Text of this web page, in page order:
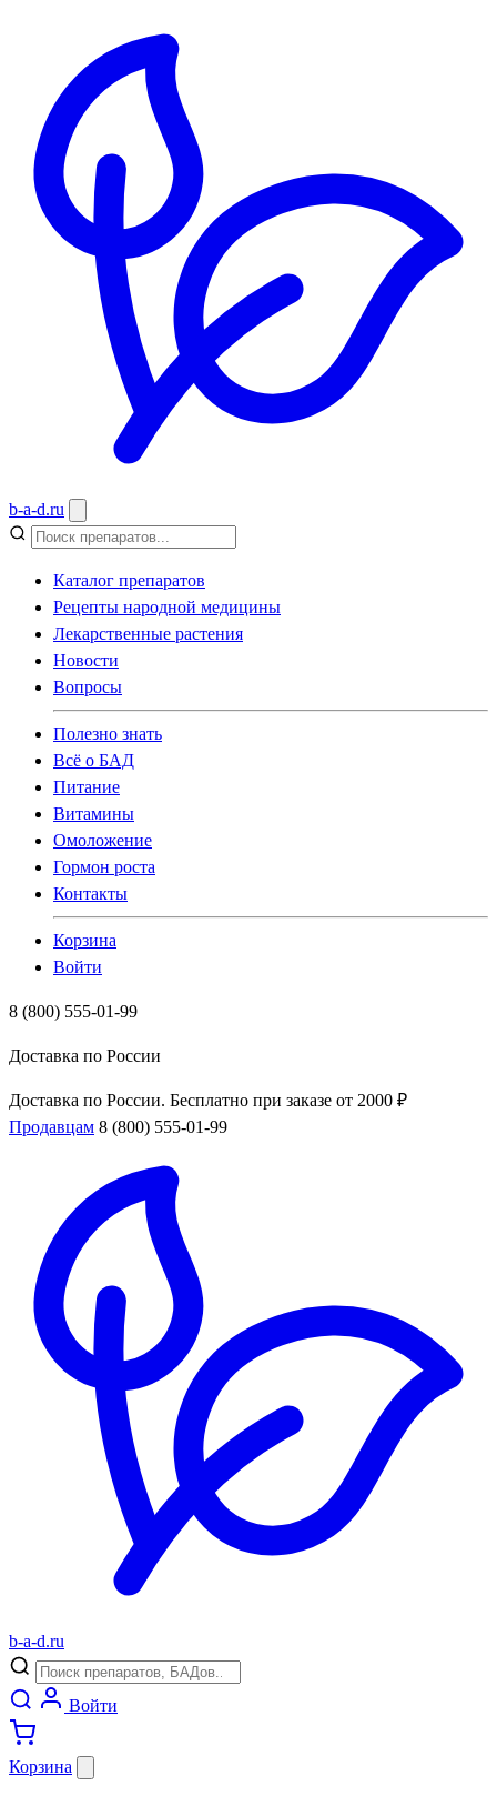
b-a-d.ru
Каталог препаратов
Рецепты народной медицины
Лекарственные растения
Новости
Вопросы
Полезно знать
Всё о БАД
Питание
Витамины
Омоложение
Гормон роста
Контакты
Корзина
Войти
8 (800) 555-01-99
Доставка по России
Доставка по России. Бесплатно при заказе от 2000 ₽
Продавцам 8 (800) 555-01-99
b-a-d.ru
Войти
Корзина